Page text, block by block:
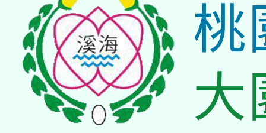
桃
大